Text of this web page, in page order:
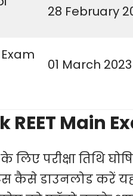
28 February
Exam
01 March 2023
REET Main
परीक्षा तिथि
कैसे डाउनलोड करें